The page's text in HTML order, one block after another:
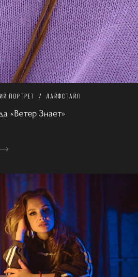
ПОРТРЕТ ЛАЙФСТАЙЛ
«Ветер Знает»